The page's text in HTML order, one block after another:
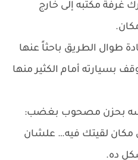
غرفة مكتبه إلى خارج
طوال الطريق باحثاً عنها
أمام الكثير منها
بحزن مصحوب بغضب:
مكان لقيتك فيه… علشان
ده.